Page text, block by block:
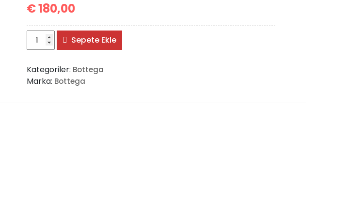
€180,00
Bottega
Veneta
The
Pouch
Medium
Sepete Ekle
Kategoriler: Bottega
Marka: Bottega